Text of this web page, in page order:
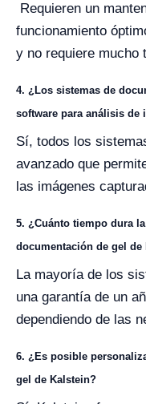
Requieren un
funcionamiento
y no requiere mucho
4. ¿Los sistemas de
software para análisis de
Sí, todos los
avanzado que
las imágenes
5. ¿Cuánto tiempo dura
documentación de gel de
La mayoría de los
una garantía de un
dependiendo de las
6. ¿Es posible
gel de Kalstein?